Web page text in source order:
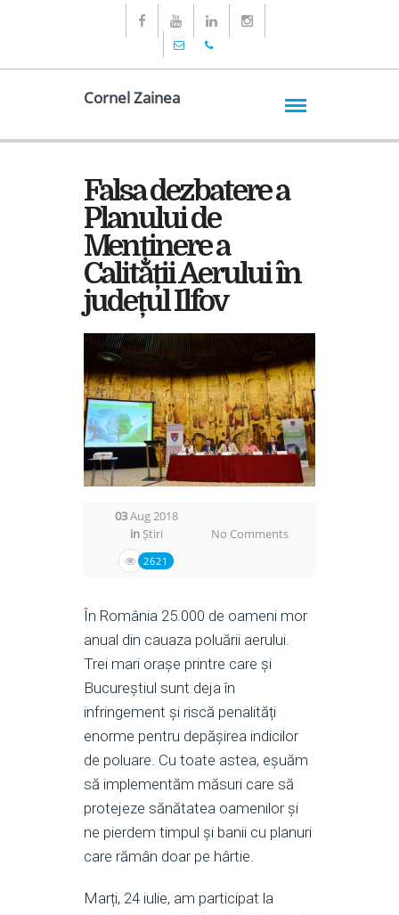
Cornel Zainea
Falsa dezbatere a
Planului de
Menținere a
Calității Aerului în
județul Ilfov
03Aug 2018
in Știri No Comments
2621
În România 25.000 de oameni mor
anual din cauaza poluării aerului.
Trei mari orașe printre care și
Bucureștiul sunt deja în
infringement și riscă penalități
enorme pentru depășirea indicilor
de poluare. Cu toate astea, eșuăm
să implementăm măsuri care să
protejeze sănătatea oamenilor și
ne pierdem timpul și banii cu planuri
care rămân doar pe hârtie.
Marți, 24 iulie, am participat la